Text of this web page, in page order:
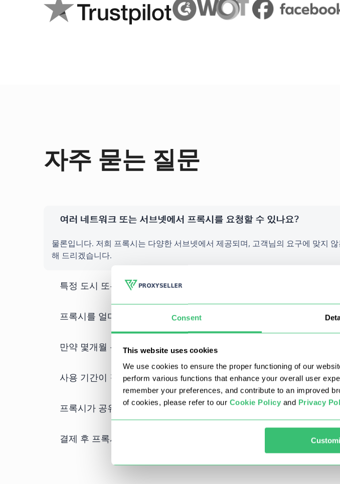
Consent
This website uses cookies
We use cookies to ensure the proper functioning of our
perform various functions that enhance your overall user
remember your preferences, and contribute to an improved
of cookies, please refer to our Cookie Policy and Privacy
자주 묻는 질문
여러 네트워크 또는 서브넷에서 프록시를 요청할 수 있나요?
물론입니다. 저희 프록시는 다양한 서브넷에서 제공되며, 고객님의 요구에 맞지
해 드리겠습니다.
특정 도시 또는 주/지역을 기준으로 프록시를 선택할 수 있나요?
프록시를 얼마나 자주 업데이트하나요?
만약 몇개월 분을 한번에 결제하면 프록시 교체는 가능한가요?
사용 기간이 길고 수량이 많을수록 할인 혜택이 합산되나요?
프록시가 공유된 것인지 개별적인 것인지요?
결제 후 프록시를 받는 데 얼마나 걸리나요?